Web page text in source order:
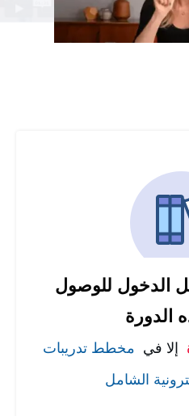
الدخول للوصول
الدورة
إلا في مخطط تدريبات
الشامل